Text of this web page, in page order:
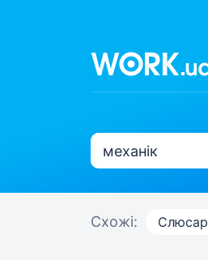
Схожі: Слюсар